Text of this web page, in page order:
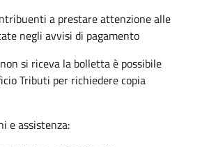
a prestare attenzione alle
negli avvisi di pagamento
si riceva la bolletta è possibile
Tributi per richiedere copia
e assistenza: